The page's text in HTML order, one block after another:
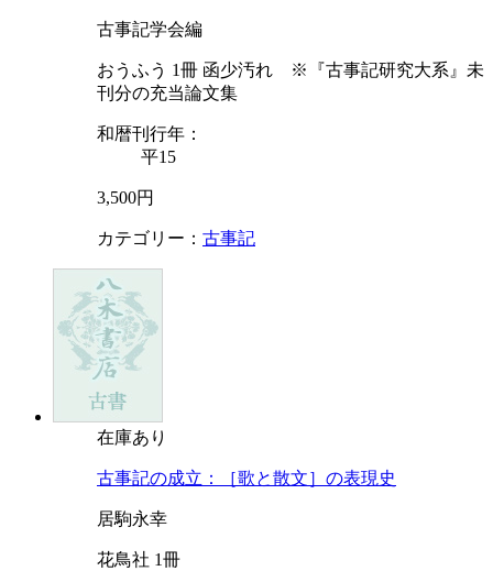
古事記学会編
おうふう 1冊 函少汚れ ※『古事記研究大系』未
刊分の充当論文集
和暦刊行年：
平15
3,500円
カテゴリー： 古事記
在庫あり
古事記の成立：［歌と散文］の表現史
居駒永幸
花鳥社 1冊